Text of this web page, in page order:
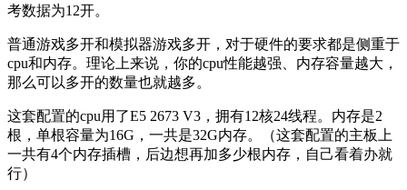
考数据为12开。
普通游戏多开和模拟器游戏多开，对于硬件的要求都是侧重于
cpu和内存。理论上来说，你的cpu性能越强、内存容量越大，
那么可以多开的数量也就越多。
这套配置的cpu用了E5 2673 V3，拥有12核24线程。内存是2
根，单根容量为16G，一共是32G内存。（这套配置的主板上
一共有4个内存插槽，后边想再加多少根内存，自己看着办就
行）